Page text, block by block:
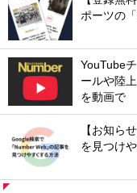
ポーツの
YouTube
ールや陸
を動画で
【お知ら
を見つけ